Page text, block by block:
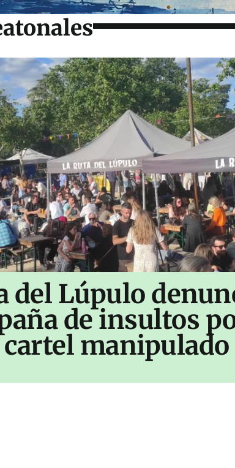
del Lúpulo
de insultos
cartel manipulado